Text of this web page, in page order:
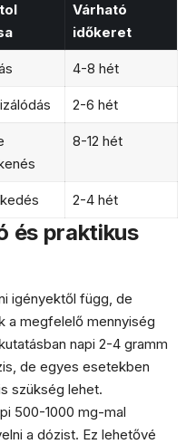
Várható
időkeret
4-8 hét
2-6 hét
8-12 hét
2-4 hét
és praktikus
igényektől függ, de
a megfelelő mennyiség
napi 2-4 gramm
de egyes esetekben
szükség lehet.
500-1000 mg-mal
a dózist. Ez lehetővé